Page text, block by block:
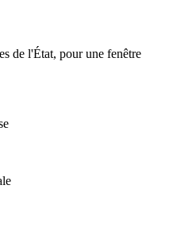
de l'État, pour une fenêtre